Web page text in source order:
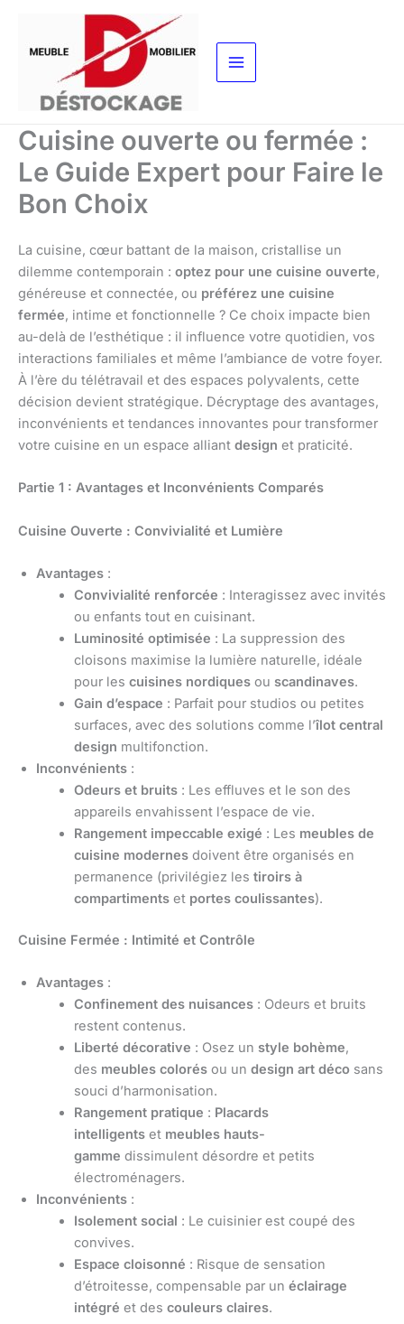
contenu
Cuisine ouverte ou fermée :
Le Guide Expert pour Faire le
Bon Choix
La cuisine, cœur battant de la maison, cristallise un
dilemme contemporain : optez pour une cuisine ouverte,
généreuse et connectée, ou préférez une cuisine
fermée, intime et fonctionnelle ? Ce choix impacte bien
au-delà de l’esthétique : il influence votre quotidien, vos
interactions familiales et même l’ambiance de votre foyer.
À l’ère du télétravail et des espaces polyvalents, cette
décision devient stratégique. Décryptage des avantages,
inconvénients et tendances innovantes pour transformer
votre cuisine en un espace alliant design et praticité.
Partie 1 : Avantages et Inconvénients Comparés
Cuisine Ouverte : Convivialité et Lumière
Avantages :
Convivialité renforcée : Interagissez avec invités
ou enfants tout en cuisinant.
Luminosité optimisée : La suppression des
cloisons maximise la lumière naturelle, idéale
pour les cuisines nordiquesou scandinaves.
Gain d’espace : Parfait pour studios ou petites
surfaces, avec des solutions comme l’îlot central
design multifonction.
Inconvénients :
Odeurs et bruits: Les effluves et le son des
appareils envahissent l’espace de vie.
Rangement impeccable exigé : Les meubles de
cuisine modernesdoivent être organisés en
permanence (privilégiez les tiroirs à
compartimentset portes coulissantes).
Cuisine Fermée : Intimité et Contrôle
Avantages :
Confinement des nuisances: Odeurs et bruits
restent contenus.
Liberté décorative : Osez un style bohème,
des meubles colorésou un design art décosans
souci d’harmonisation.
Rangement pratique : Placards
intelligentset meubles hauts-
gamme dissimulent désordre et petits
électroménagers.
Inconvénients :
Isolement social : Le cuisinier est coupé des
convives.
Espace cloisonné : Risque de sensation
d’étroitesse, compensable par un éclairage
intégré et des couleurs claires.